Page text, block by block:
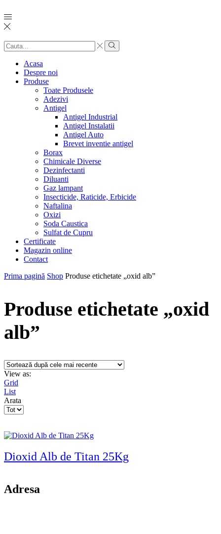
Search
input
Search
Acasa
Despre noi
Produse
Toate Produsele
Adezivi
Antigel
Antigel Industrial
Antigel Instalatii
Antigel Auto
Brevet inventie antigel
Borax
Chimicale Diverse
Dezinfectanti
Diluanti
Gaz lampant
Insecticide, Raticide, Erbicide
Naftalina
Oxizi
Soda Caustica
Sulfat de Cupru
Certificate
Magazin online
Contact
Prima pagină Shop Produse etichetate „oxid alb”
Produse etichetate „oxid
alb”
View as:
Grid
List
Arata
Products
Dioxid Alb de Titan 25Kg
Adresa